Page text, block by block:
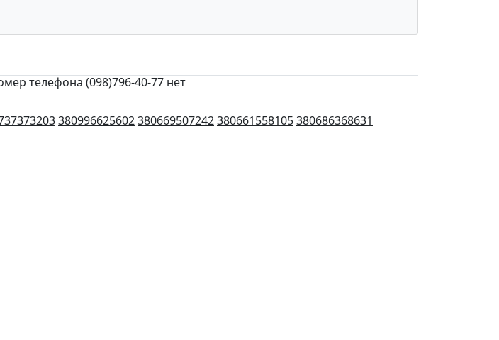
телефона (098)796-40-77 нет
380996625602380669507242380661558105380686368631